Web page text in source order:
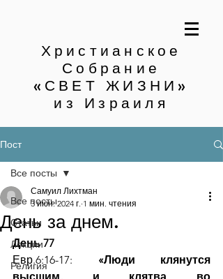
Христианское
Собрание
«СВЕТ ЖИЗНИ»
из Израиля
Пост
Все посты
Статьи
Лекции
Религия
Все посты
День за днем.
Самуил Лихтман
3 июн. 2024 г. 1 мин. чтения
День 77
Евр.6:16-17: «Люди клянутся